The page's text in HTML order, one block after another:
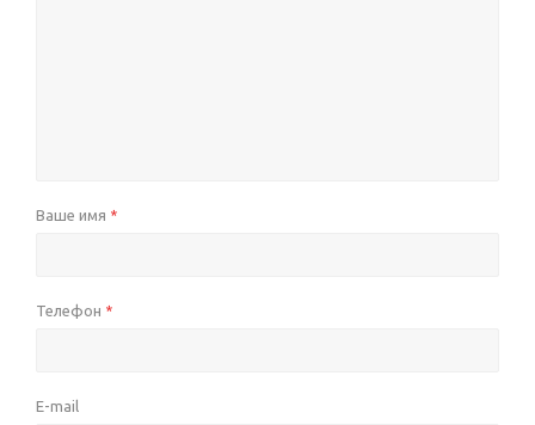
Ваше имя *
Телефон *
E-mail